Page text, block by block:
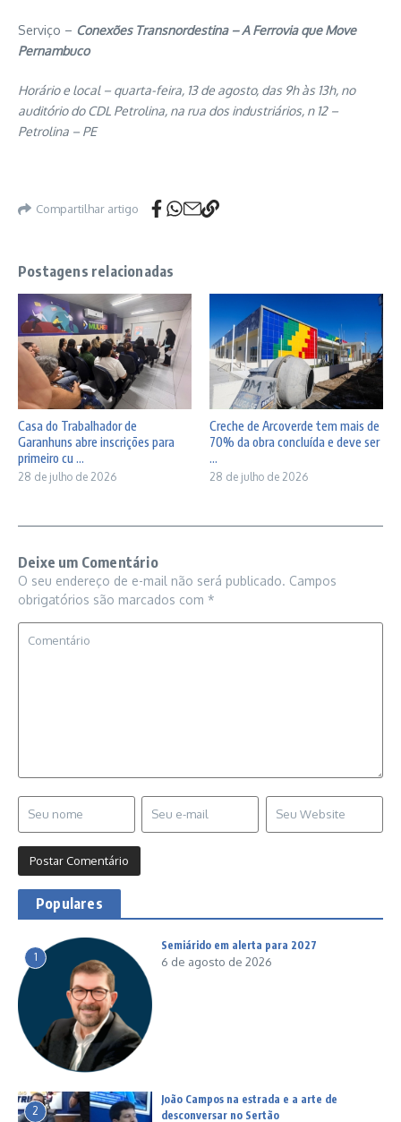
Serviço – Conexões Transnordestina – A Ferrovia que Move
Pernambuco
Horário e local – quarta-feira, 13 de agosto, das 9h às 13h, no
auditório do CDL Petrolina, na rua dos industriários, n 12 –
Petrolina – PE
Compartilhar artigo
Postagens relacionadas
Casa do Trabalhador de
Garanhuns abre inscrições para
primeiro cu ...
28 de julho de 2026
Creche de Arcoverde tem mais de
70% da obra concluída e deve ser
...
28 de julho de 2026
Deixe um Comentário
O seu endereço de e-mail não será publicado. Campos
obrigatórios são marcados com *
Populares
1
Semiárido em alerta para 2027
6 de agosto de 2026
2
João Campos na estrada e a arte de
desconversar no Sertão